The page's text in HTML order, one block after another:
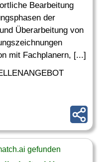
Bearbeitung
der
Überarbeitung von
mit Fachplanern, [...]
gefunden